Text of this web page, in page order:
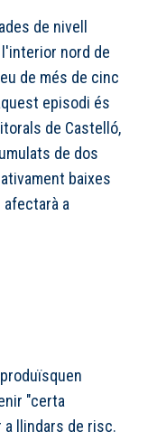
de nivell
nord de
de més de cinc
episodi és
de Castelló,
de dos
baixes
a
"certa
llindars de risc.